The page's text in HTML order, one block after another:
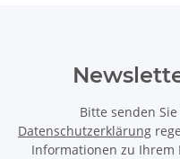
Bitte senden
Datenschutzerklärung
Informationen zu Ihrem